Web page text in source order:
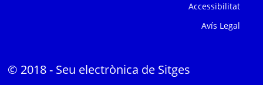
Accessibilitat
Avís Legal
© 2018 - Seu electrònica de Sitges